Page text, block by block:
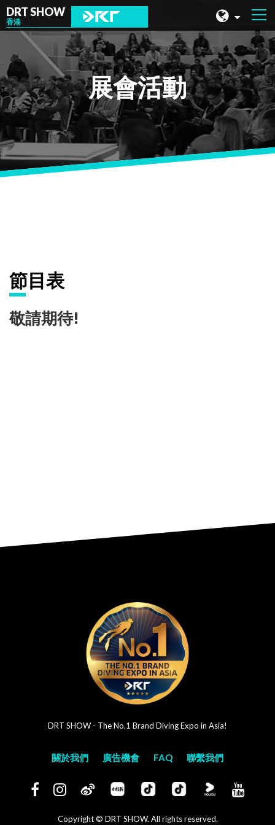
DRT SHOW
香港
馬來西亞
上海
台灣
印尼
北京
展會活動
節目表
敬請期待!
DRT SHOW - The No.1 Brand Diving Expo in Asia!
關於我們 廣告機會 FAQ 聯繫我們
Copyright © DRT SHOW. All rights reserved.